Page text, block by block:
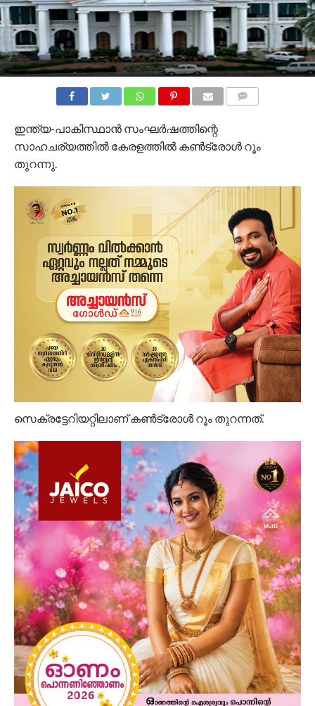
ഇന്ത്യ-പാകിസ്ഥാൻ സംഘർഷത്തിന്റെ
സാഹചര്യത്തിൽ കേരളത്തിൽ കൺട്രോൾ റൂം
തുറന്നു.
സെക്രട്ടേറിയറ്റിലാണ് കൺട്രോൾ റൂം തുറന്നത്.